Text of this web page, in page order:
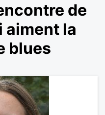
de
aiment la
blues